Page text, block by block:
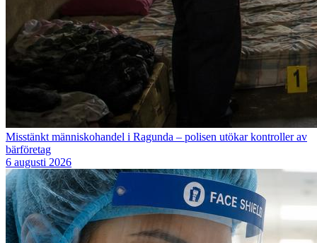
Misstänkt människohandel i Ragunda – polisen utökar kontroller av
bärföretag
6 augusti 2026